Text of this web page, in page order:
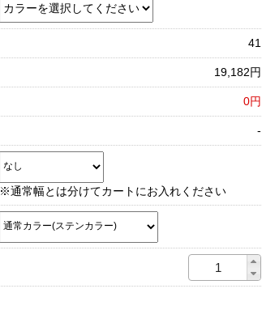
41
19,182円
0円
-
※通常幅とは分けてカートにお入れください